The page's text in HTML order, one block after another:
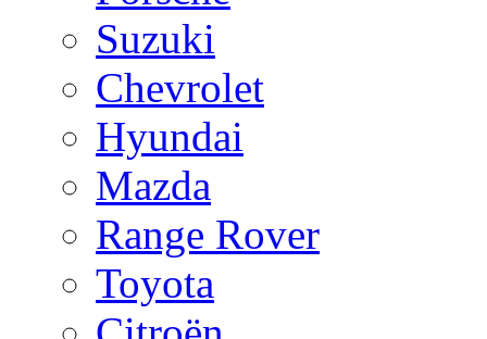
Suzuki
Chevrolet
Hyundai
Mazda
Range Rover
Toyota